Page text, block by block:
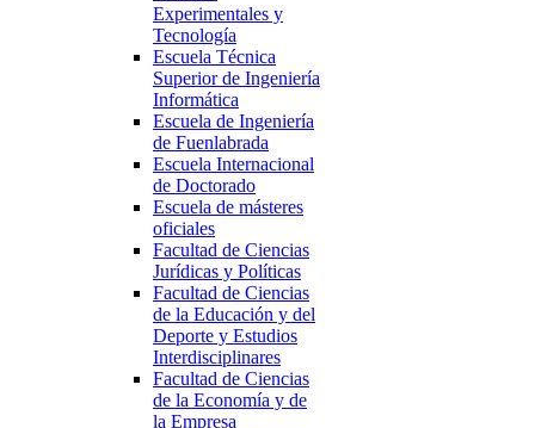
Experimentales y
Tecnología
Escuela Técnica
Superior de Ingeniería
Informática
Escuela de Ingeniería
de Fuenlabrada
Escuela Internacional
de Doctorado
Escuela de másteres
oficiales
Facultad de Ciencias
Jurídicas y Políticas
Facultad de Ciencias
de la Educación y del
Deporte y Estudios
Interdisciplinares
Facultad de Ciencias
de la Economía y de
la Empresa